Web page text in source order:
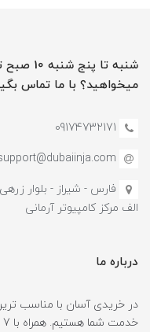
میخواهید؟ با ما تماس
09174732171
الف مرکز کامپیوتر آرمانی
درباره ما
در خریدی آسان با مناسب